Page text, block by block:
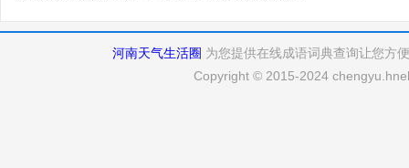
河南天气生活圈 为您提供在线成语词典查询让您方
Copyright © 2015-2024